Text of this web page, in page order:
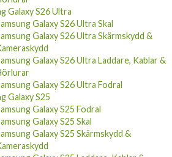
Galaxy S26 Ultra
Galaxy S26 Ultra Skal
Galaxy S26 Ultra Skärmskydd &
Galaxy S26 Ultra Laddare, Kablar &
Galaxy S26 Ultra Fodral
Galaxy S25
Galaxy S25 Fodral
Galaxy S25 Skal
Galaxy S25 Skärmskydd &